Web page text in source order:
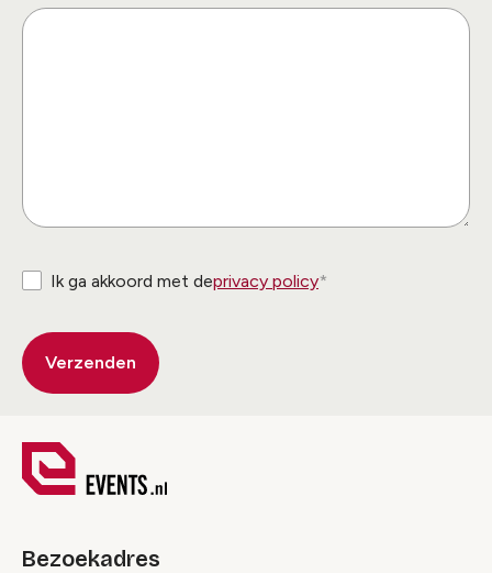
Ik ga akkoord met deprivacy policy
Bezoekadres